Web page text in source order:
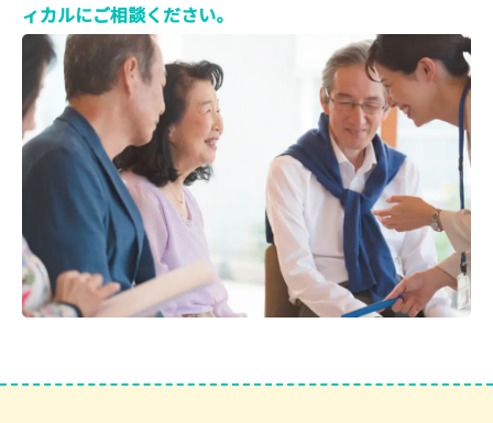
ィカルにご相談ください。